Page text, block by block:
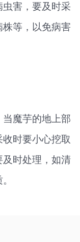
虫害，要及时采
等，以免病害
魔芋的地上部
时要小心挖取
时处理，如清